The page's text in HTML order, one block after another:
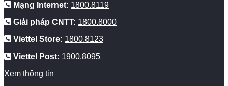
Mạng Internet: 1800.8119
Giải pháp CNTT: 1800.8000
Viettel Store: 1800.8123
Viettel Post: 1900.8095
Xem thông tin